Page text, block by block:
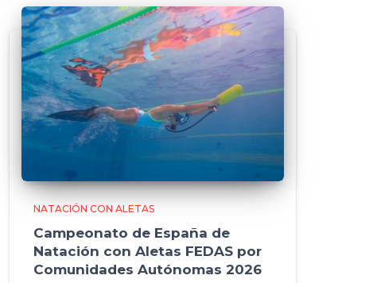
NATACIÓN CON ALETAS
Campeonato de España de
Natación con Aletas FEDAS por
Comunidades Autónomas 2026